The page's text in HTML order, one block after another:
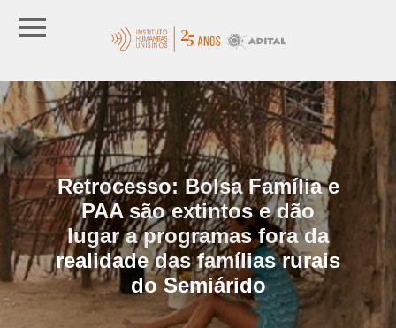
Retrocesso: Bolsa Família e
PAA são extintos e dão
lugar a programas fora da
realidade das famílias rurais
do Semiárido